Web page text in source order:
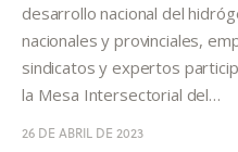
desarrollo nacional del
nacionales y provinciales,
sindicatos y expertos
la Mesa Intersectorial del…
26 DE ABRIL DE 2023